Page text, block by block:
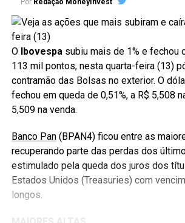
Por Redação MoneyInvest
OIbovespasubiu mais de 1% e fechou
113 mil pontos, nesta quarta-feira (13)
contramão das Bolsas no exterior. O
fechou em queda de 0,51%, a R$ 5,508
5,509 na venda.
Banco Pan(BPAN4) ficou entre as
recuperando parte das perdas dos
estimulado pela queda dos juros dos
Estados Unidos (Treasuries) com
longos.